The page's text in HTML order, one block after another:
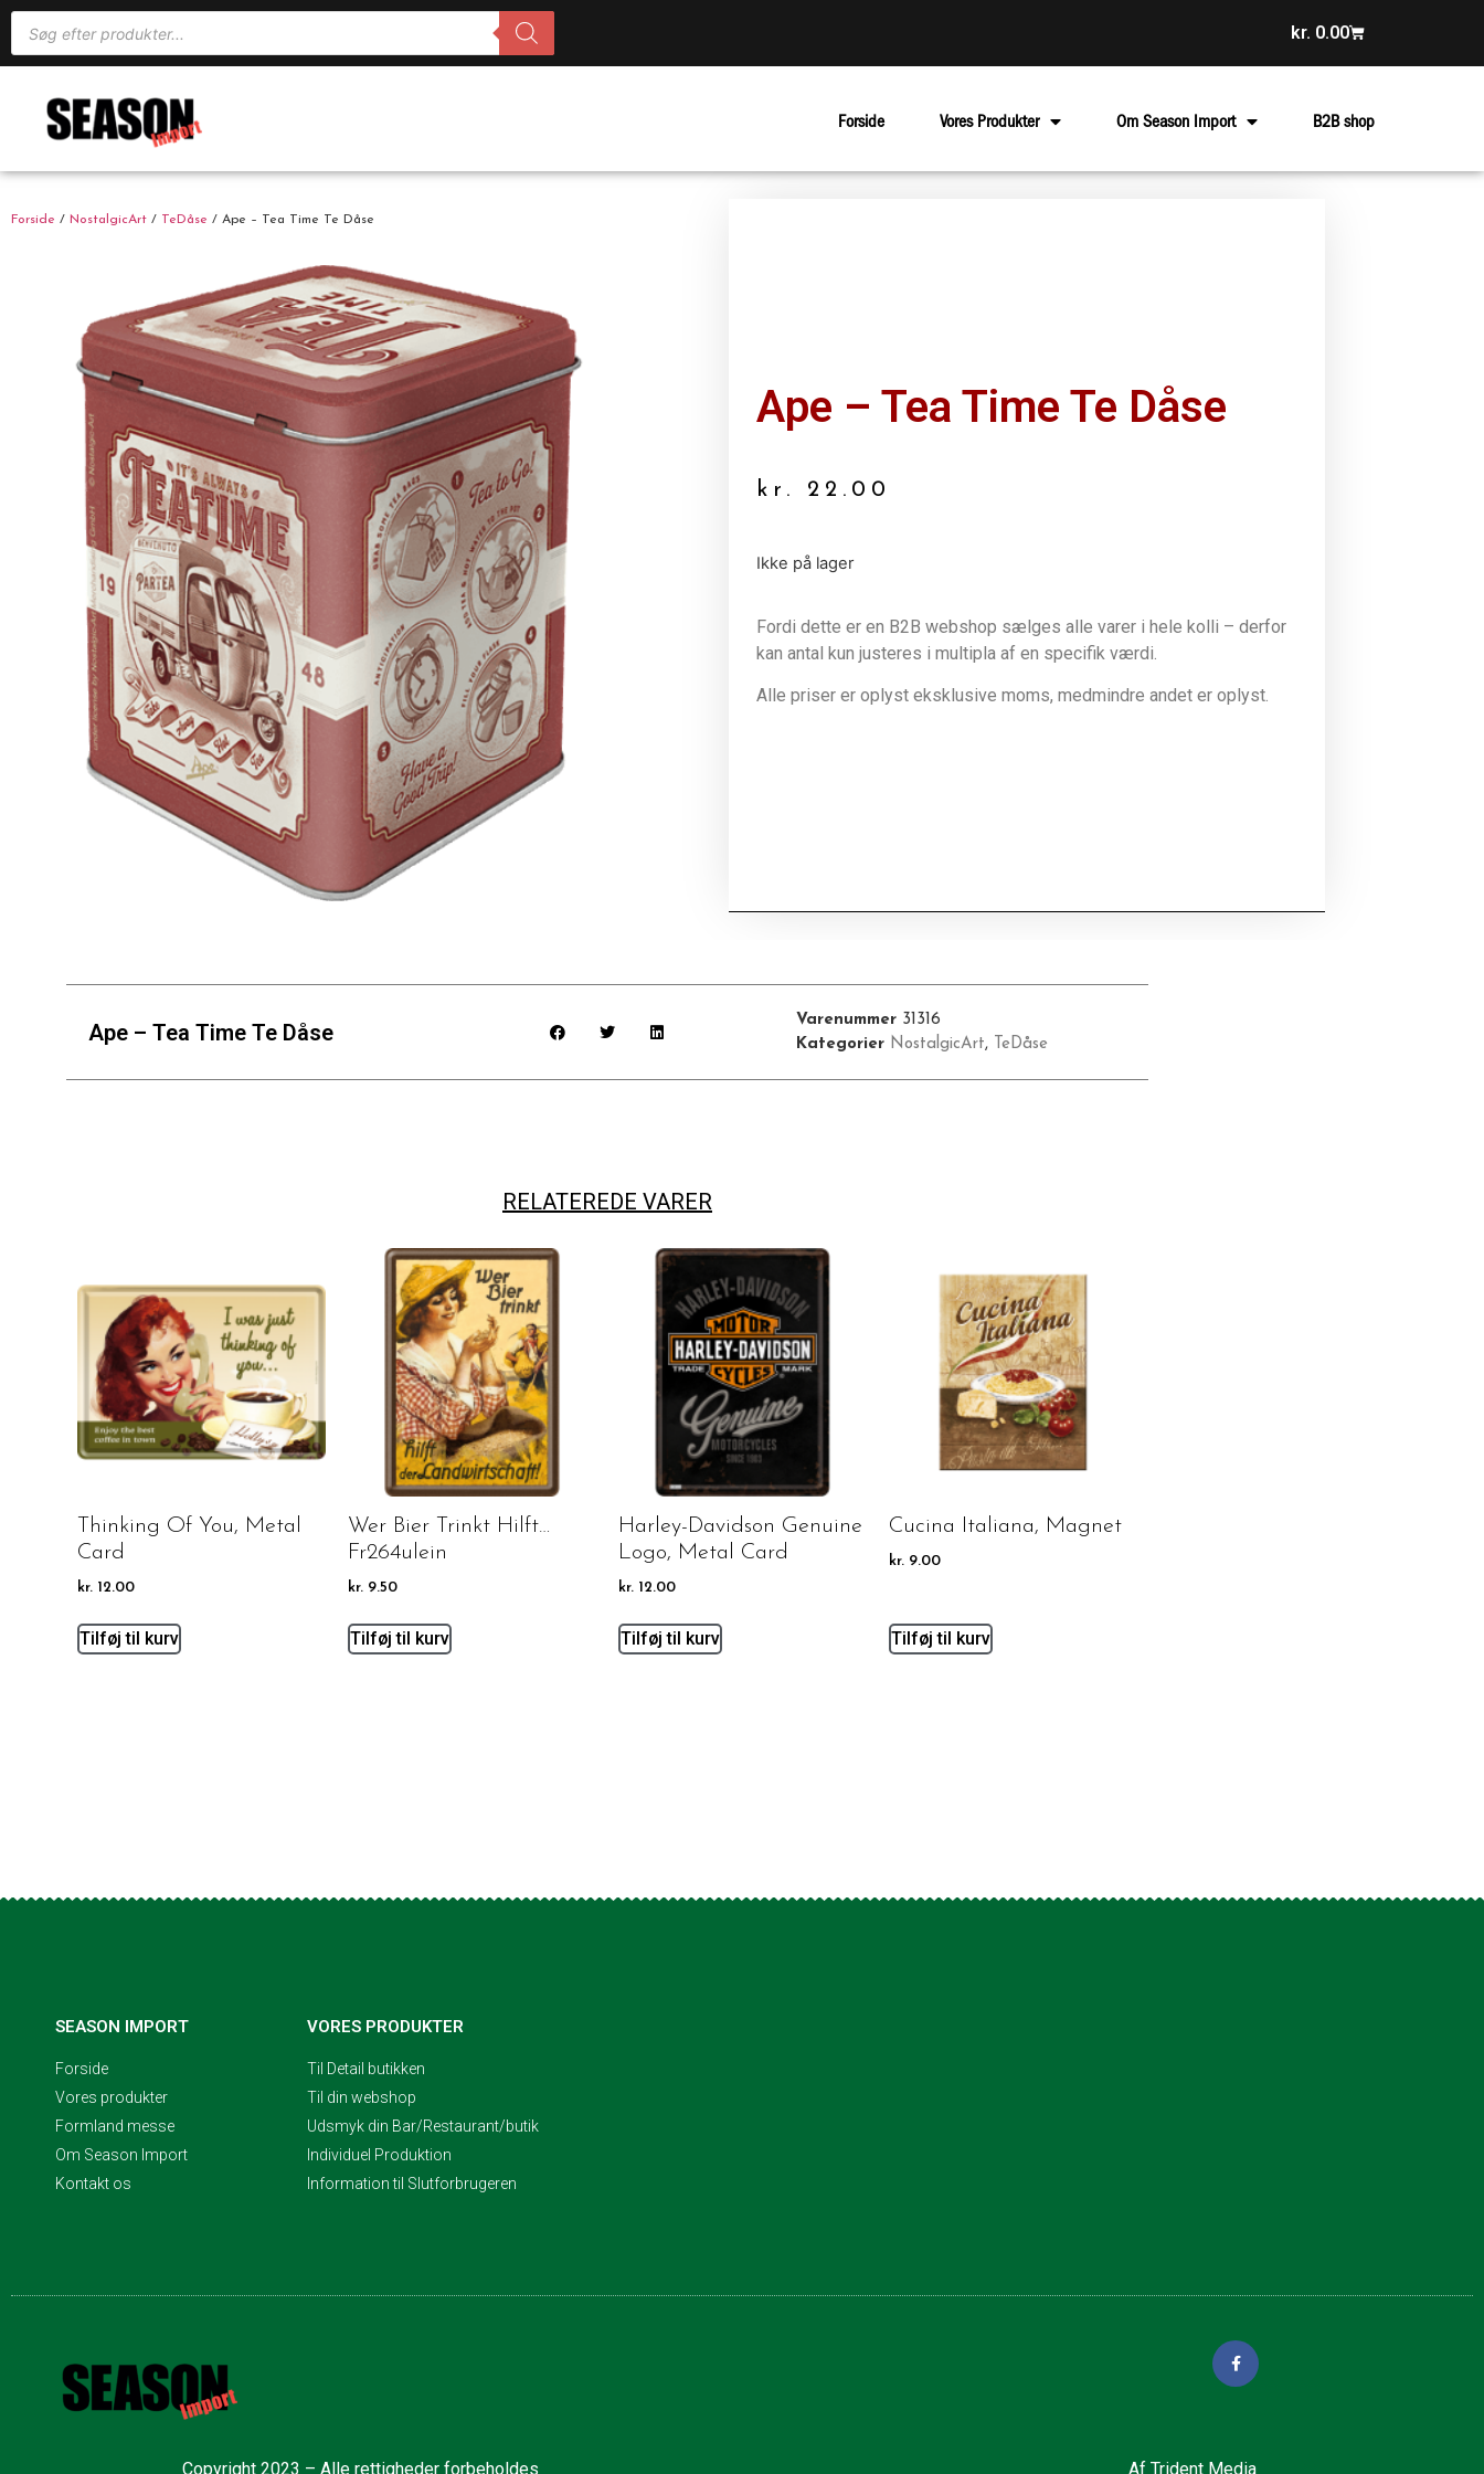
kr. 0.00
Forside Vores Produkter Om Season Import B2B shop
Forside / NostalgicArt / TeDåse / Ape – Tea Time Te Dåse
Ape – Tea Time Te Dåse
kr. 22.00
Ikke på lager
Fordi dette er en B2B webshop sælges alle varer i hele kolli – derfor
kan antal kun justeres i multipla af en specifik værdi.
Alle priser er oplyst eksklusive moms, medmindre andet er oplyst.
Ape – Tea Time Te Dåse Varenummer 31316
Kategorier NostalgicArt, TeDåse
RELATEREDE VARER
Thinking Of You, Metal
Card
kr. 12.00
Tilføj til kurv
Wer Bier Trinkt Hilft…
Fr264ulein
kr. 9.50
Tilføj til kurv
Harley-Davidson Genuine
Logo, Metal Card
kr. 12.00
Tilføj til kurv
Cucina Italiana, Magnet
kr. 9.00
Tilføj til kurv
SEASON IMPORT
Forside
Vores produkter
Formland messe
Om Season Import
Kontakt os
VORES PRODUKTER
Til Detail butikken
Til din webshop
Udsmyk din Bar/Restaurant/butik
Individuel Produktion
Information til Slutforbrugeren
Copyright 2023 – Alle rettigheder forbeholdes AfTrident Media